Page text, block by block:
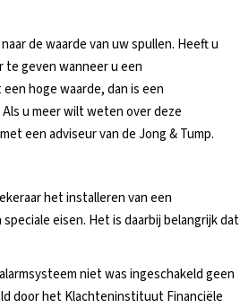
de waarde van uw spullen. Heeft u
te geven wanneer u een
hoge waarde, dan is een
u meer wilt weten over deze
een adviseur van de Jong & Tump.
het installeren van een
eisen. Het is daarbij belangrijk dat
niet was ingeschakeld geen
door het Klachteninstituut Financiële